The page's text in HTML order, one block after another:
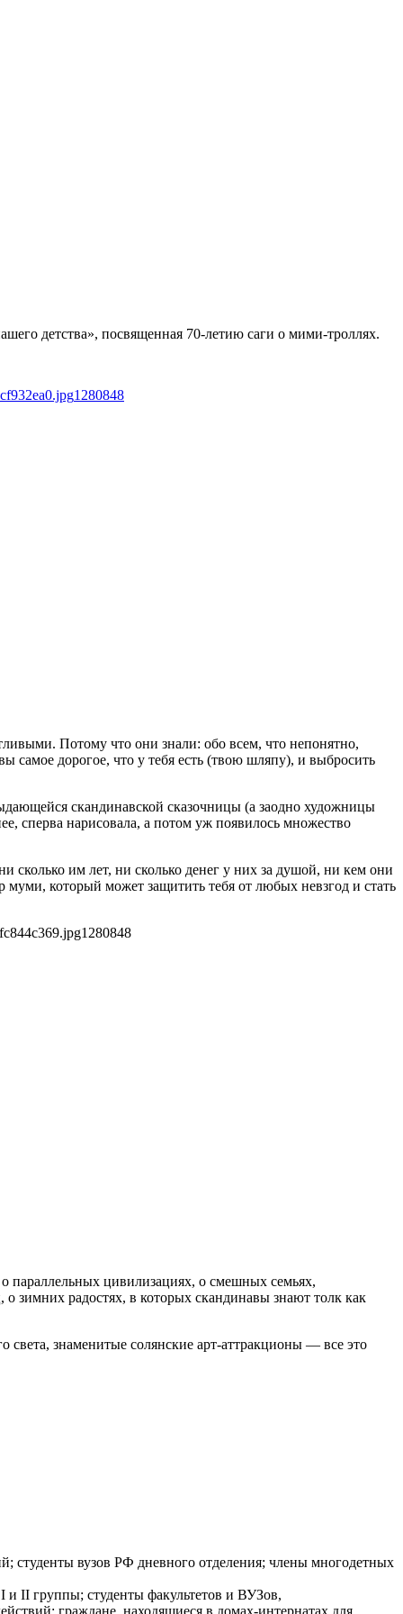
детства», посвященная 70-летию саги о мими-троллях.
1280848
Потому что они знали: обо всем, что непонятно,
самое дорогое, что у тебя есть (твою шляпу), и выбросить
скандинавской сказочницы (а заодно художницы
сперва нарисовала, а потом уж появилось множество
им лет, ни сколько денег у них за душой, ни кем они
который может защитить тебя от любых невзгод и стать
1280848
параллельных цивилизациях, о смешных семьях,
зимних радостях, в которых скандинавы знают толк как
знаменитые солянские арт-аттракционы — все это
студенты вузов РФ дневного отделения; члены многодетных
и II группы; студенты факультетов и ВУЗов,
граждане, находящиеся в домах-интернатах для